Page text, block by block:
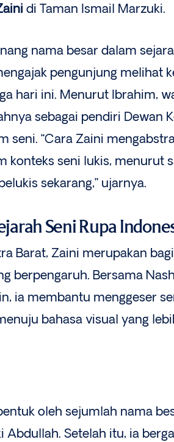
di Taman Ismail Marzuki.
nama besar dalam
pengunjung melihat
hari ini. Menurut Ibrahim,
sebagai pendiri Dewan
seni. “Cara Zaini
konteks seni lukis, menurut
sekarang,” ujarnya.
Seni Rupa
Barat, Zaini merupakan
berpengaruh. Bersama
ia membantu menggeser
bahasa visual yang
oleh sejumlah nama
Abdullah. Setelah itu, ia